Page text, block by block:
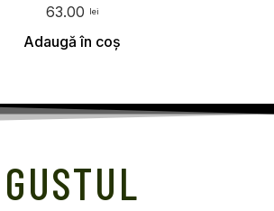
63.00 lei
Selectează opțiunile
GUSTUL